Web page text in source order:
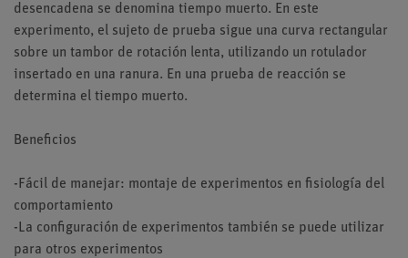
desencadena se denomina tiempo muerto. En este
experimento, el sujeto de prueba sigue una curva rectangular
sobre un tambor de rotación lenta, utilizando un rotulador
insertado en una ranura. En una prueba de reacción se
determina el tiempo muerto.
Beneficios
-Fácil de manejar: montaje de experimentos en fisiología del
comportamiento
-La configuración de experimentos también se puede utilizar
para otros experimentos